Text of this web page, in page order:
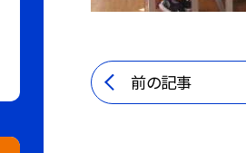
前の記事